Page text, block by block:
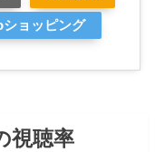
ショッピング
視聴率